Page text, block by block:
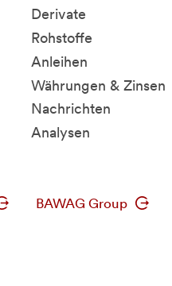
Derivate
Rohstoffe
Anleihen
Währungen & Zinsen
Nachrichten
Analysen
BAWAG Group